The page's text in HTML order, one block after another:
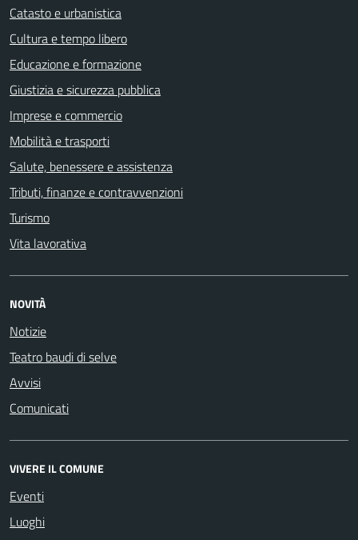
Catasto e urbanistica
Cultura e tempo libero
Educazione e formazione
Giustizia e sicurezza pubblica
Imprese e commercio
Mobilità e trasporti
Salute, benessere e assistenza
Tributi, finanze e contravvenzioni
Turismo
Vita lavorativa
NOVITÀ
Notizie
Teatro baudi di selve
Avvisi
Comunicati
VIVERE IL COMUNE
Eventi
Luoghi